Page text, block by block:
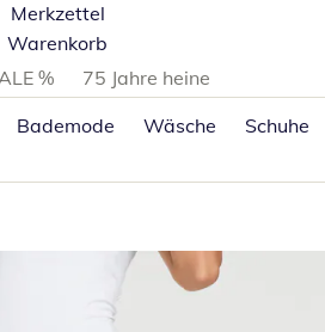
Merkzettel
Warenkorb
%
75 Jahre heine
Bademode Wäsche Schuhe